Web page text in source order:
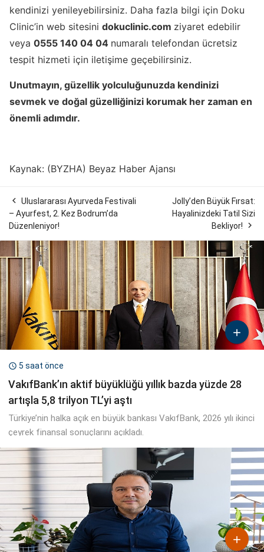
kendinizi yenileyebilirsiniz. Daha fazla bilgi için Doku
Clinic’in web sitesini dokuclinic.com ziyaret edebilir
veya 0555 140 04 04 numaralı telefondan ücretsiz
tespit hizmeti için iletişime geçebilirsiniz.
Unutmayın, güzellik yolculuğunuzda kendinizi
sevmek ve doğal güzelliğinizi korumak her zaman en
önemli adımdır.
Kaynak: (BYZHA) Beyaz Haber Ajansı
 Uluslararası Ayurveda Festivali
– Ayurfest, 2. Kez Bodrum’da
Düzenleniyor!
Jolly’den Büyük Fırsat:
Hayalinizdeki Tatil Sizi
Bekliyor!


 5 saat önce
VakıfBank’ın aktif büyüklüğü yıllık bazda yüzde 28
artışla 5,8 trilyon TL’yi aştı
Türkiye’nin halka açık en büyük bankası VakıfBank, 2026 yılı ikinci
çeyrek finansal sonuçlarını açıkladı.
